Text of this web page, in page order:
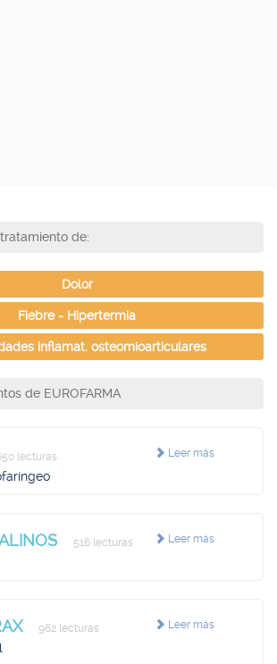
de:
Dolor
Fiebre - Hipertermia
inflamat. osteomioarticulares
de EUROFARMA
Leer más
lecturas
Leer más
516 lecturas
Leer más
962 lecturas